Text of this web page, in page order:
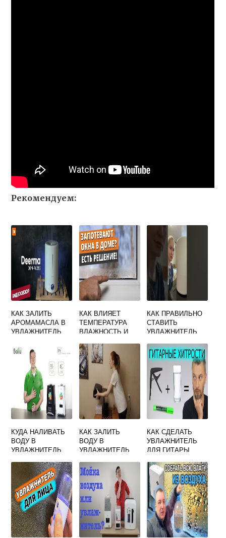
Рекомендуем:
КАК ЗАЛИТЬ
АРОМАМАСЛА В
УВЛАЖНИТЕЛЬ
КАК ВЛИЯЕТ
ТЕМПЕРАТУРА
ВЛАЖНОСТЬ И
ВОЗДУХА НА
САМОЧУВСТВИЕ
ЧЕЛОВЕКА
КАК ПРАВИЛЬНО
СТАВИТЬ
УВЛАЖНИТЕЛЬ
ЦВЕТОВ
КУДА НАЛИВАТЬ
ВОДУ В
УВЛАЖНИТЕЛЬ
КАК ЗАЛИТЬ
ВОДУ В
УВЛАЖНИТЕЛЬ
REDMOND RHF
3316
КАК СДЕЛАТЬ
УВЛАЖНИТЕЛЬ
ДЛЯ ГИТАРЫ